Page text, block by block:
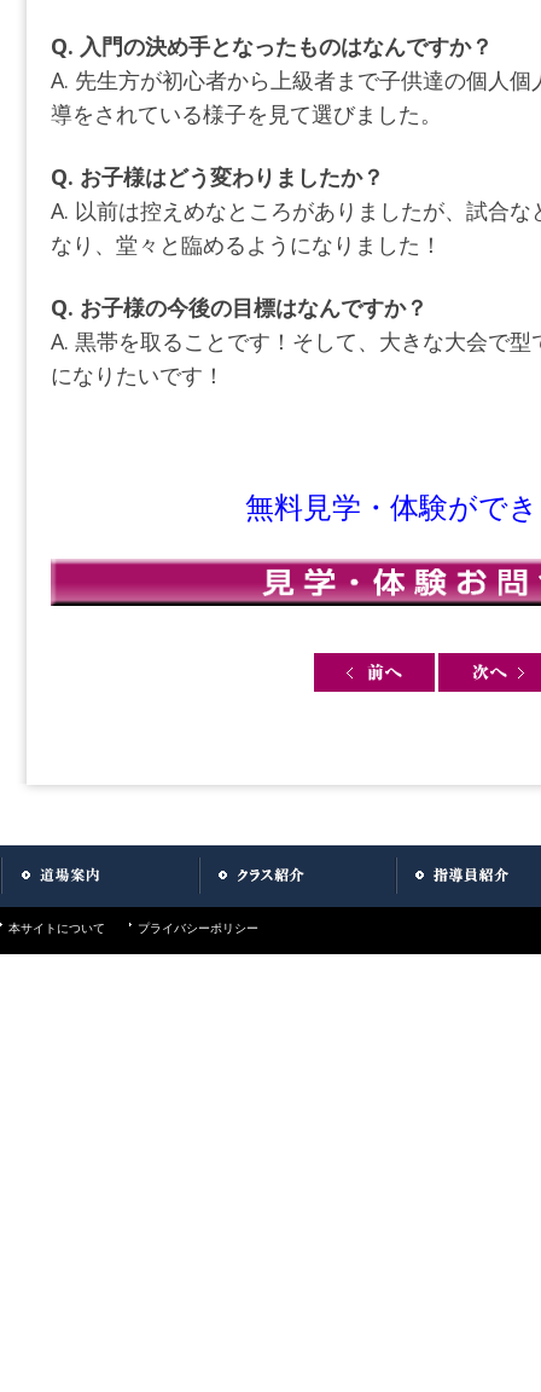
Q. 入門の決め手となったものはなんですか？
A. 先生方が初心者から上級者まで子供達の個人
導をされている様子を見て選びました。
Q. お子様はどう変わりましたか？
A. 以前は控えめなところがありましたが、試合
なり、堂々と臨めるようになりました！
Q. お子様の今後の目標はなんですか？
A. 黒帯を取ることです！そして、大きな大会で
になりたいです！
無料見学・体験がで
本サイトについて プライバシーポリシー